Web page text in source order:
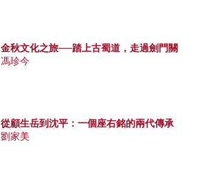
金秋文化之旅──踏上古蜀道，走過劍門關
馮珍今
從顧生岳到沈平：一個座右銘的兩代傳承
劉家美